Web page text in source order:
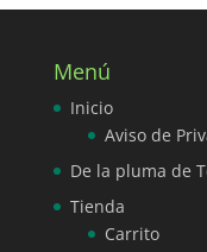
Menú
Inicio
Aviso de
De la pluma de
Tienda
Carrito